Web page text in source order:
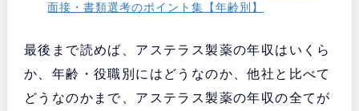
面接・書類選考のポイント集【年齢別】
最後まで読めば、アステラス製薬の年収はいくら
か、年齢・役職別にはどうなのか、他社と比べて
どうなのかまで、アステラス製薬の年収の全てが